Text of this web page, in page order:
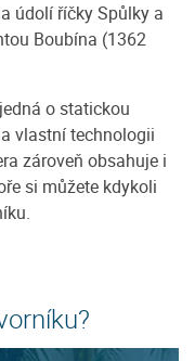
údolí říčky Spůlky a
Boubína (1362
o statickou
vlastní technologii
zároveň obsahuje i
si můžete kdykoli